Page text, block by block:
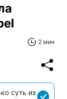
2 мин
суть из